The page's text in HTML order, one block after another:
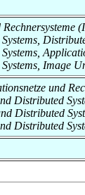
Image
und
Distributed
Distributed
Distributed